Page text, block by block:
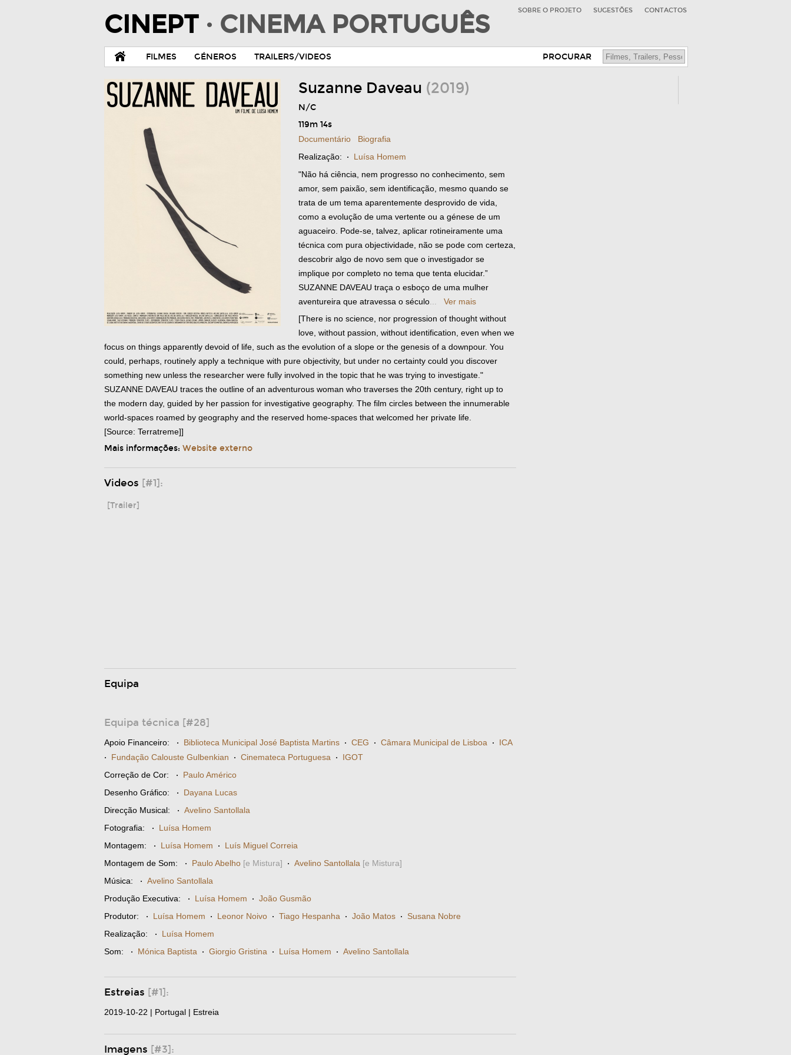
CINEPT · CINEMA PORTUGUÊS SOBRE O PROJETO SUGESTÕES CONTACTOS
FILMES GÉNEROS TRAILERS/VIDEOS PROCURAR
Suzanne Daveau (2019)
N/C
119m 14s
Documentário
Biografia
Realização: · Luísa Homem
"Não há ciência, nem progresso no conhecimento, sem
amor, sem paixão, sem identificação, mesmo quando se
trata de um tema aparentemente desprovido de vida,
como a evolução de uma vertente ou a génese de um
aguaceiro. Pode-se, talvez, aplicar rotineiramente uma
técnica com pura objectividade, não se pode com certeza,
descobrir algo de novo sem que o investigador se
implique por completo no tema que tenta elucidar.”
SUZANNE DAVEAU traça o esboço de uma mulher
aventureira que atravessa o século
Ver mais
[There is no science, nor progression of thought without
love, without passion, without identification, even when we
focus on things apparently devoid of life, such as the evolution of a slope or the genesis of a downpour. You
could, perhaps, routinely apply a technique with pure objectivity, but under no certainty could you discover
something new unless the researcher were fully involved in the topic that he was trying to investigate."
SUZANNE DAVEAU traces the outline of an adventurous woman who traverses the 20th century, right up to
the modern day, guided by her passion for investigative geography. The film circles between the innumerable
world-spaces roamed by geography and the reserved home-spaces that welcomed her private life.
[Source: Terratreme]]
Mais informações: Website externo
Videos [#1]:
[Trailer]
Equipa
Equipa técnica [#28]
Apoio Financeiro: · Biblioteca Municipal José Baptista Martins · CEG · Câmara Municipal de Lisboa · ICA
· Fundação Calouste Gulbenkian · Cinemateca Portuguesa · IGOT
Correção de Cor: · Paulo Américo
Desenho Gráfico: · Dayana Lucas
Direcção Musical: · Avelino Santollala
Fotografia: · Luísa Homem
Montagem: · Luísa Homem · Luís Miguel Correia
Montagem de Som: · Paulo Abelho [e Mistura] · Avelino Santollala [e Mistura]
Música: · Avelino Santollala
Produção Executiva: · Luísa Homem · João Gusmão
Produtor: · Luísa Homem · Leonor Noivo · Tiago Hespanha · João Matos · Susana Nobre
Realização: · Luísa Homem
Som: · Mónica Baptista · Giorgio Gristina · Luísa Homem · Avelino Santollala
Estreias [#1]:
2019-10-22 | Portugal | Estreia
Imagens [#3]: